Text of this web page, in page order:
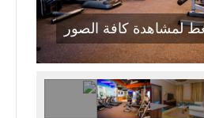
لمشاهدة كافة الصور